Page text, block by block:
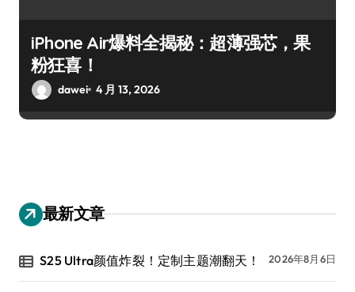
iPhone Air爆料全揭秘：超薄强芯，果
粉狂喜！
dawei 4 月 13, 2026
最新文章
S25 Ultra颜值炸裂！定制主题潮翻天！ 2026年8月6日